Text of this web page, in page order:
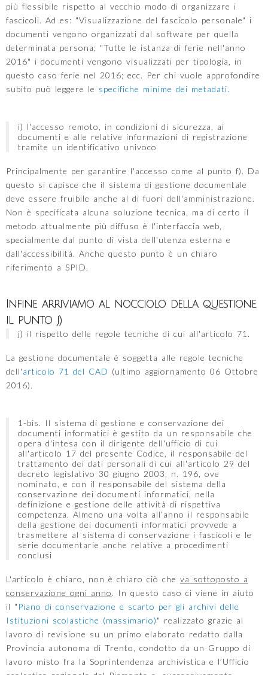
più flessibile rispetto al vecchio modo di organizzare i
fascicoli. Ad es: "Visualizzazione del fascicolo personale" i
documenti vengono organizzati dal software per quella
determinata persona; "Tutte le istanza di ferie nell'anno
2016" i documenti vengono visualizzati per tipologia, in
questo caso ferie nel 2016; ecc. Per chi vuole approfondire
subito può leggere le specifiche minime dei metadati.
i) l'accesso remoto, in condizioni di sicurezza, ai
documenti e alle relative informazioni di registrazione
tramite un identificativo univoco
Principalmente per garantire l'accesso come al punto f). Da
questo si capisce che il sistema di gestione documentale
deve essere fruibile anche al di fuori dell'amministrazione.
Non è specificata alcuna soluzione tecnica, ma di certo il
metodo attualmente più diffuso è l'interfaccia web,
specialmente dal punto di vista dell'utenza esterna e
dall'accessibilità. Anche questo punto è un chiaro
riferimento a SPID.
Infine arriviamo al nocciolo della questione,
il punto j)
j) il rispetto delle regole tecniche di cui all'articolo 71.
La gestione documentale è soggetta alle regole tecniche
dell'articolo 71 del CAD (ultimo aggiornamento 06 Ottobre
2016).
1-bis. Il sistema di gestione e conservazione dei
documenti informatici è gestito da un responsabile che
opera d'intesa con il dirigente dell'ufficio di cui
all'articolo 17 del presente Codice, il responsabile del
trattamento dei dati personali di cui all'articolo 29 del
decreto legislativo 30 giugno 2003, n. 196, ove
nominato, e con il responsabile del sistema della
conservazione dei documenti informatici, nella
definizione e gestione delle attività di rispettiva
competenza. Almeno una volta all’anno il responsabile
della gestione dei documenti informatici provvede a
trasmettere al sistema di conservazione i fascicoli e le
serie documentarie anche relative a procedimenti
conclusi
L'articolo è chiaro, non è chiaro ciò che va sottoposto a
conservazione ogni anno. In questo caso ci viene in aiuto
il " Piano di conservazione e scarto per gli archivi delle
Istituzioni scolastiche (massimario)" realizzato grazie al
lavoro di revisione su un primo elaborato redatto dalla
Provincia autonoma di Trento, condotto da un Gruppo di
lavoro misto fra la Soprintendenza archivistica e l’Ufficio